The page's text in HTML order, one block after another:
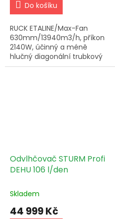
Do košíku
RUCK ETALINE/Max-Fan
630mm/13940m3/h, příkon
2140W, účinný a méně
hlučný diagonální trubkový
ventilátor německé kvality.
Odvlhčovač STURM Profi
DEHU 106 l/den
Skladem
44 999 Kč